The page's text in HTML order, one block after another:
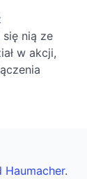
nią ze
w akcji,
Haumacher.